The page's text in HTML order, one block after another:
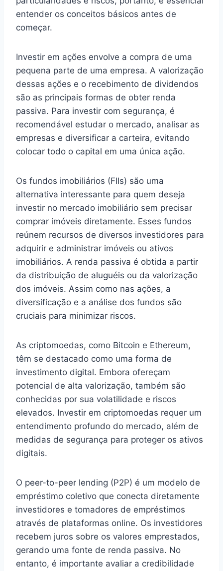
entender os conceitos básicos antes de
começar.
Investir em ações envolve a compra de uma
pequena parte de uma empresa. A valorização
dessas ações e o recebimento de dividendos
são as principais formas de obter renda
passiva. Para investir com segurança, é
recomendável estudar o mercado, analisar as
empresas e diversificar a carteira, evitando
colocar todo o capital em uma única ação.
Os fundos imobiliários (FIIs) são uma
alternativa interessante para quem deseja
investir no mercado imobiliário sem precisar
comprar imóveis diretamente. Esses fundos
reúnem recursos de diversos investidores para
adquirir e administrar imóveis ou ativos
imobiliários. A renda passiva é obtida a partir
da distribuição de aluguéis ou da valorização
dos imóveis. Assim como nas ações, a
diversificação e a análise dos fundos são
cruciais para minimizar riscos.
As criptomoedas, como Bitcoin e Ethereum,
têm se destacado como uma forma de
investimento digital. Embora ofereçam
potencial de alta valorização, também são
conhecidas por sua volatilidade e riscos
elevados. Investir em criptomoedas requer um
entendimento profundo do mercado, além de
medidas de segurança para proteger os ativos
digitais.
O peer-to-peer lending (P2P) é um modelo de
empréstimo coletivo que conecta diretamente
investidores e tomadores de empréstimos
através de plataformas online. Os investidores
recebem juros sobre os valores emprestados,
gerando uma fonte de renda passiva. No
entanto, é importante avaliar a credibilidade